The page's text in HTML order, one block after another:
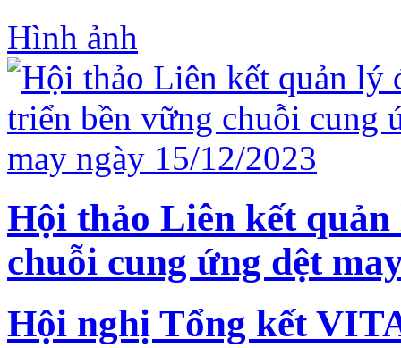
Hình ảnh
Hội thảo Liên kết
chuỗi cung ứng dệt
Hội nghị Tổng kết